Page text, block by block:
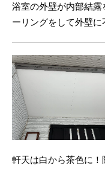
浴室の外壁が内部結
ーリングをして外壁に
軒天は白から茶色に！